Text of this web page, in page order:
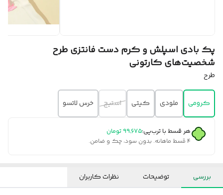
پک بادی اسپلش و کرم دست فانتزی طرح
شخصیت‌های کارتونی
طرح
کرومی ملودی کیتی استیج خرس لاتسو
هر قسط با ترب‌پی:۹۹٬۶۷۵ تومان
۴ قسط ماهانه. بدون سود، چک و ضامن.
بررسی توضیحات نظرات کاربران